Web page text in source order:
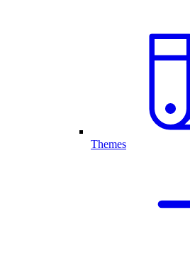
Themes